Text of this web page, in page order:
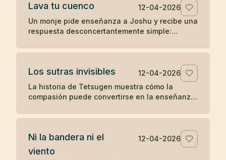
Lava tu cuenco
12-04-2026
Un monje pide enseñanza a Joshu y recibe una
respuesta desconcertantemente simple:
sobre la práctica directa y lo inmediato.
Los sutras invisibles
12-04-2026
La historia de Tetsugen muestra cómo la
compasión puede convertirse en la enseñanza
vivió ayudando a quienes sufrían.
Ni la bandera ni el
viento
12-04-2026